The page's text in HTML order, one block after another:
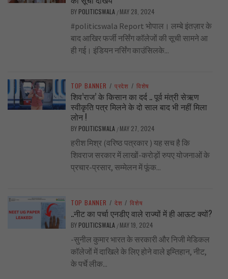
BY POLITICSWALA / MAY 28, 2024
#politicswala Report भोपाल। लम्बे इंतज़ार के
बाद आखिर फर्जी नर्सिंग कॉलेजों की सूची सामने आ
ही गई। इंडियन नर्सिंग काउंसिलके...
TOP BANNER / प्रदेश / विशेष
शिव’राज’ के किसान का दर्द .. पूर्व मंत्री सेऋण
स्वीकृति पत्र मिलने के दो साल बाद भी नहीं मिला
लोन !
BY POLITICSWALA / MAY 27, 2024
हरीश मिश्र (वरिष्ठ पत्रकार ) यह सच है कि
शिवराज सरकार में लाखों-करोड़ों रुपए योजनाओं के
प्रचार-प्रसार, सम्मेलन में फूंक...
TOP BANNER / देश / विशेष
..नीट का पर्चा एनडीए वाले राज्यों में ही आऊट क्यों?
BY POLITICSWALA / MAY 19, 2024
-सुनील कुमार भारत के सरकारी और निजी मेडिकल
कॉलेजों में दाखिले के लिए होने वाले इम्तिहान, नीट,
के पर्चे लीक...